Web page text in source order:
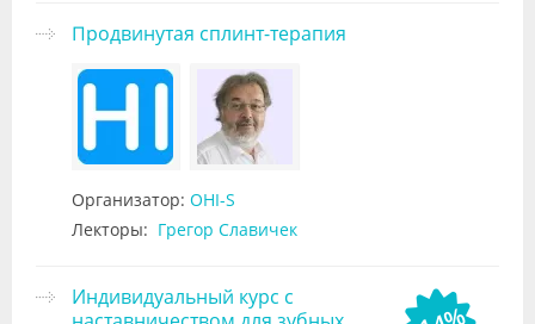
Продвинутая сплинт-терапия
Организатор: OHI-S
Лекторы: Грегор Славичек
Индивидуальный курс с